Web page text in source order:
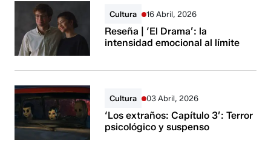
Cultura 16 Abril, 2026
Reseña | ‘El Drama’: la
intensidad emocional al límite
Cultura 03 Abril, 2026
‘Los extraños: Capítulo 3’: Terror
psicológico y suspenso